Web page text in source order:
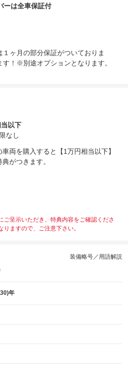
ください。ご遠方の方は当店で受付後、
店舗または修理工場のご案内をいたしま
お申し付けください。
月または法定24ヶ月点検整備付
整備付の場合は法定24ヶ月点検整備付
または12ヶ月点検整備付
ある車に関しましては法定１２ヶ月点検
ーは全車保証付
ヶ月の部分保証がついておりま
！※別途オプションとなります。
以下
なし
車両を購入すると【1万円相当以下】
典がつきます。
呈示いただき、特典内容をご確認くださ
ますので、ご注意下さい。
装備略号／用語解説
年